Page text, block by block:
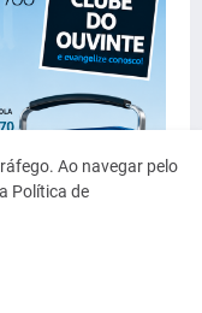
Ao navegar pelo
Política de